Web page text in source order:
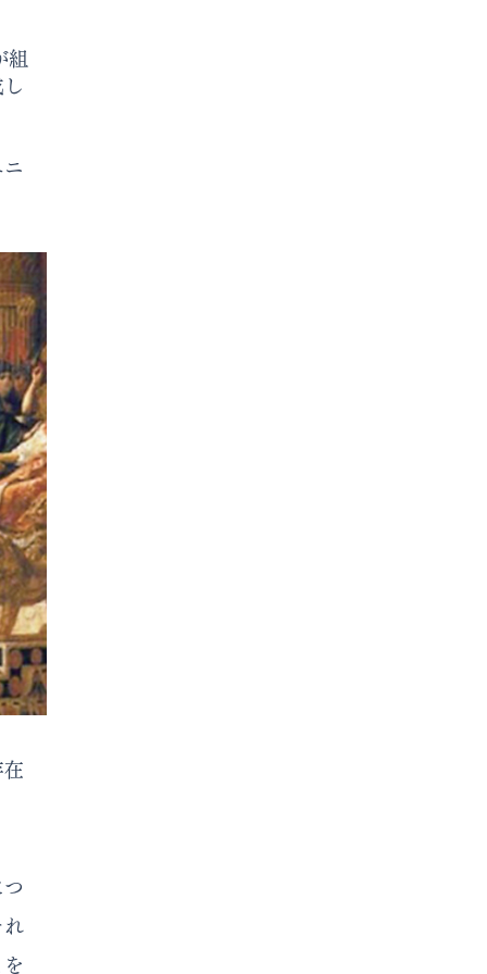
組
在
れ